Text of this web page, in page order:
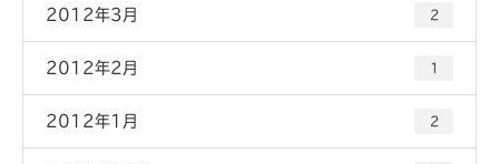
2012年3月 2
2012年2月 1
2012年1月 2